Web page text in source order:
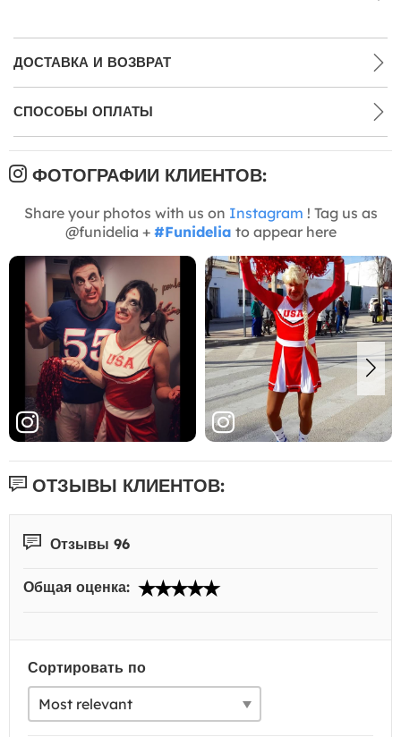
ДОСТАВКА И ВОЗВРАТ
СПОСОБЫ ОПЛАТЫ
ФОТОГРАФИИ КЛИЕНТОВ:
Share your photos with us on Instagram ! Tag us as
@funidelia + #Funidelia to appear here
ОТЗЫВЫ КЛИЕНТОВ:
Отзывы 96
Общая оценка:
Сортировать по